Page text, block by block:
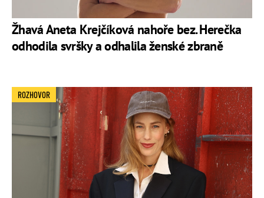
Žhavá Aneta Krejčíková nahoře bez. Herečka
odhodila svršky a odhalila ženské zbraně
ROZHOVOR